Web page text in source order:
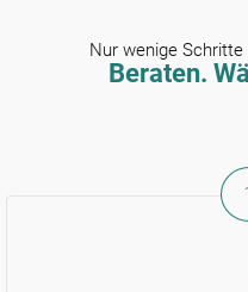
Nur wenige
Beraten.